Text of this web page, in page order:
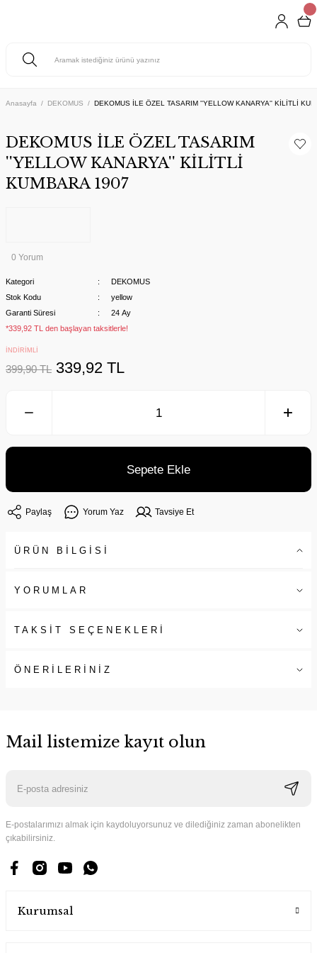
Anasayfa DEKOMUS DEKOMUS İLE ÖZEL TASARIM ''YELLOW KANARYA'' KİLİTLİ
DEKOMUS İLE ÖZEL TASARIM
''YELLOW KANARYA'' KİLİTLİ
KUMBARA 1907
0 Yorum
Kategori
DEKOMUS
Stok Kodu
yellow
Garanti Süresi
24 Ay
*339,92 TL den başlayan taksitlerle!
İNDİRİMLİ
399,90 TL 339,92 TL
Sepete Ekle
Paylaş Yorum Yaz Tavsiye Et
ÜRÜN BİLGİSİ
YORUMLAR
TAKSİT SEÇENEKLERİ
ÖNERİLERİNİZ
Mail listemize kayıt olun
E-postalarımızı almak için kaydoluyorsunuz ve dilediğiniz zaman abonelikten
çıkabilirsiniz.
Kurumsal